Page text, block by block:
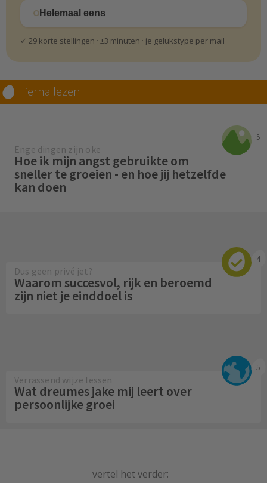
Helemaal eens
✓ 29 korte stellingen · ±3 minuten · je gelukstype per mail
Hierna lezen
5
Enge dingen zijn oke
Hoe ik mijn angst gebruikte om
sneller te groeien - en hoe jij hetzelfde
kan doen
4
Dus geen privé jet?
Waarom succesvol, rijk en beroemd
zijn niet je einddoel is
5
Verrassend wijze lessen
Wat dreumes jake mij leert over
persoonlijke groei
vertel het verder: